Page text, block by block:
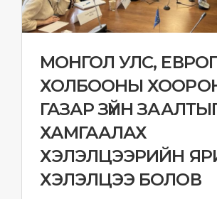
МОНГОЛ УЛС,
ХОЛБООНЫ
ГАЗАР ЗҮЙН
ХАМГААЛАХ
ХЭЛЭЛЦЭЭРИЙН
ХЭЛЭЛЦЭЭ БОЛОВ